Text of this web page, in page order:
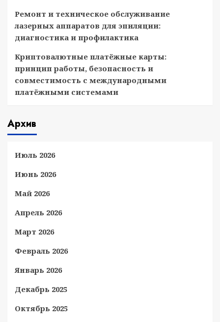
Ремонт и техническое обслуживание
лазерных аппаратов для эпиляции:
диагностика и профилактика
Криптовалютные платёжные карты:
принцип работы, безопасность и
совместимость с международными
платёжными системами
Архив
Июль 2026
Июнь 2026
Май 2026
Апрель 2026
Март 2026
Февраль 2026
Январь 2026
Декабрь 2025
Октябрь 2025